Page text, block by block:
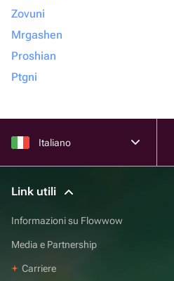
Zovuni
Mrgashen
Proshian
Ptgni
Italiano
Link utili
Informazioni su Flowwow
Media e Partnership
Carriere